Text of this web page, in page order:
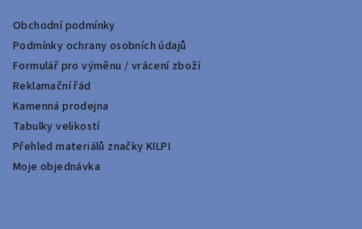
Obchodní podmínky
Podmínky ochrany osobních údajů
Formulář pro výměnu / vrácení zboží
Reklamační řád
Kamenná prodejna
Tabulky velikostí
Přehled materiálů značky KILPI
Moje objednávka